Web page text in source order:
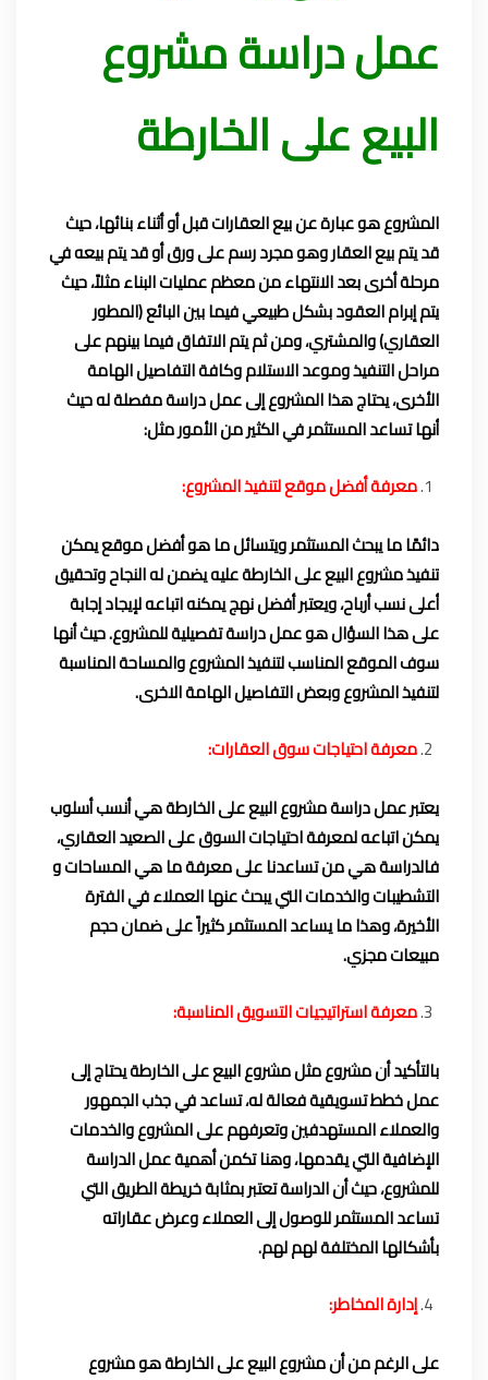
عمل دراسة مشروع
البيع على الخارطة
المشروع هو عبارة عن بيع العقارات قبل أو أثناء بنائها، حيث
قد يتم بيع العقار وهو مجرد رسم على ورق أو قد يتم بيعه في
مرحلة أخرى بعد الانتهاء من معظم عمليات البناء مثلاً، حيث
يتم إبرام العقود بشكل طبيعي فيما بين البائع (المطور
العقاري) والمشتري، ومن ثم يتم الاتفاق فيما بينهم على
مراحل التنفيذ وموعد الاستلام وكافة التفاصيل الهامة
الأخرى، يحتاج هذا المشروع إلى عمل دراسة مفصلة له حيث
أنها تساعد المستثمر في الكثير من الأمور مثل:
معرفة أفضل موقع لتنفيذ المشروع:
دائمًا ما يبحث المستثمر ويتسائل ما هو أفضل موقع يمكن
تنفيذ مشروع البيع على الخارطة عليه يضمن له النجاح وتحقيق
أعلى نسب أرباح، ويعتبر أفضل نهج يمكنه اتباعه لإيجاد إجابة
على هذا السؤال هو عمل دراسة تفصيلية للمشروع. حيث أنها
سوف الموقع المناسب لتنفيذ المشروع والمساحة المناسبة
لتنفيذ المشروع وبعض التفاصيل الهامة الاخرى.
معرفة احتياجات سوق العقارات:
يعتبر عمل دراسة مشروع البيع على الخارطة هي أنسب أسلوب
يمكن اتباعه لمعرفة احتياجات السوق على الصعيد العقاري،
فالدراسة هي من تساعدنا على معرفة ما هي المساحات و
التشطيبات والخدمات التي يبحث عنها العملاء في الفترة
الأخيرة، وهذا ما يساعد المستثمر كثيراً على ضمان حجم
مبيعات مجزي.
معرفة استراتيجيات التسويق المناسبة:
بالتأكيد أن مشروع مثل مشروع البيع على الخارطة يحتاج إلى
عمل خطط تسويقية فعالة له، تساعد في جذب الجمهور
والعملاء المستهدفين وتعرفهم على المشروع والخدمات
الإضافية التي يقدمها، وهنا تكمن أهمية عمل الدراسة
للمشروع، حيث أن الدراسة تعتبر بمثابة خريطة الطريق التي
تساعد المستثمر للوصول إلى العملاء وعرض عقاراته
بأشكالها المختلفة لهم لهم.
إدارة المخاطر:
على الرغم من أن مشروع البيع على الخارطة هو مشروع